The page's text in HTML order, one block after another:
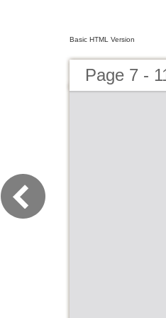
Basic HTML Version
Page 7 -